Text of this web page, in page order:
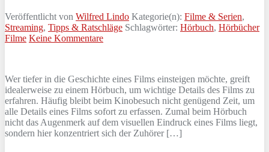
Veröffentlicht von Wilfred Lindo Kategorie(n): Filme & Serien,
Streaming, Tipps & Ratschläge Schlagwörter: Hörbuch, Hörbücher
Filme Keine Kommentare
Wer tiefer in die Geschichte eines Films einsteigen möchte, greift
idealerweise zu einem Hörbuch, um wichtige Details des Films zu
erfahren. Häufig bleibt beim Kinobesuch nicht genügend Zeit, um
alle Details eines Films sofort zu erfassen. Zumal beim Hörbuch
nicht das Augenmerk auf dem visuellen Eindruck eines Films liegt,
sondern hier konzentriert sich der Zuhörer […]